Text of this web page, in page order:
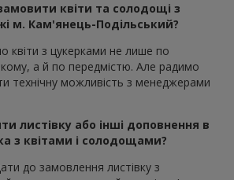
квіти та солодощі з
м. Кам'янець-Подільський?
квіти з цукерками не лише по
а й по передмістю. Але радимо
технічну можливість з менеджерами
листівку або інші доповнення в
з квітами і солодощами?
до замовлення листівку з